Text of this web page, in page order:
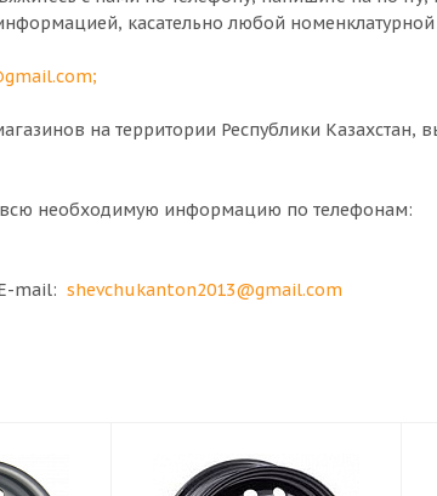
касательно любой
;
на территории Республики Казахстан,
необходимую информацию по телефонам:
mail: shevchukanton2013@gmail.com